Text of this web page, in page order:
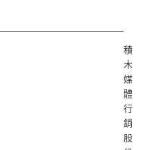
積
木
媒
體
行
銷
股